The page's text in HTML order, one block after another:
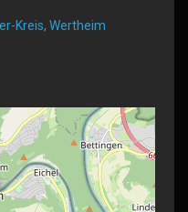
Kreis, Wertheim